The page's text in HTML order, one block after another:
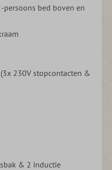
bed boven en
230V stopcontacten &
& 2 inductie